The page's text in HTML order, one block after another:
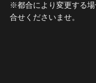
※都合により変更する
合せくださいませ。